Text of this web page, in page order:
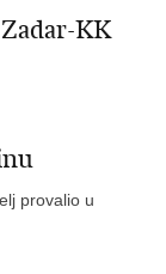
KK
provalio u